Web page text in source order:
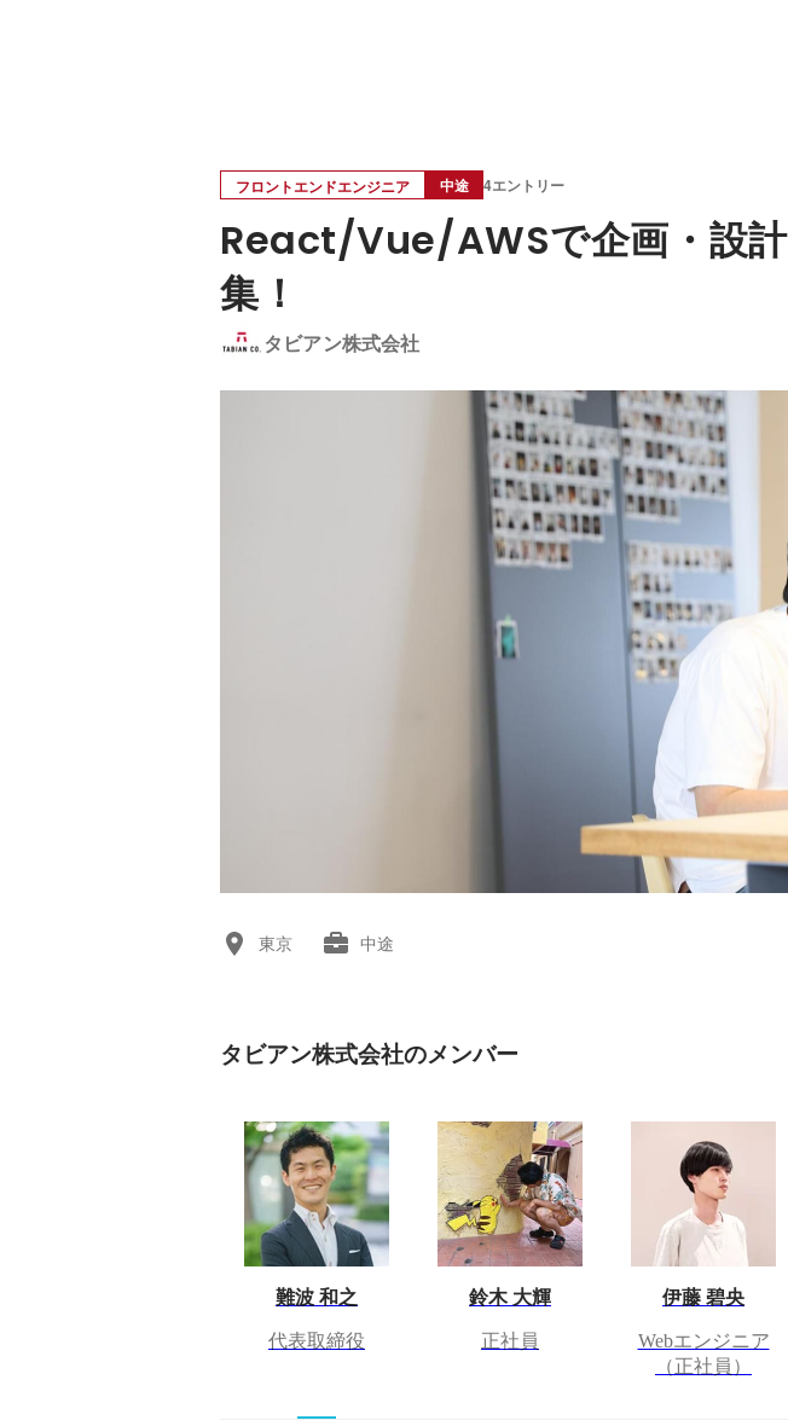
フロントエンドエンジニア 中途 4エントリー
React/Vue/AWSで企画・設
集！
タビアン株式会社
東京 中途
タビアン株式会社のメンバー
難波 和之
代表取締役
鈴木 大輝
正社員
伊藤 碧央
Webエンジニア
（正社員）